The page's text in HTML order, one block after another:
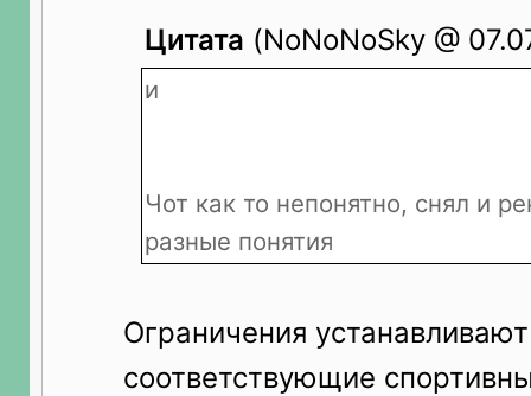
Цитата (NoNoNoSky @
и
Чот как то непонятно, снял и
разные понятия
Ограничения устанавливают
соответствующие